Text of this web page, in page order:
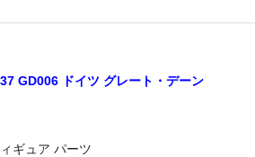
GD006 ドイツ グレート・デーン
ギュア パーツ